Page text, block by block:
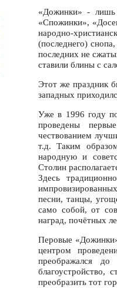
«Дожинки» - лишь
«Спожинки»,
народно-
(последнего)
последних не
ставили блины с
Этот же праздник
западных
Уже в 1996 году
проведены
чествованием
т.д. Таким
народную и
Столин
Здесь
песни, танцы,
само собой, от
наград, почётных
Перовые
центром
преображался до
благоустройство,
преобразить тот